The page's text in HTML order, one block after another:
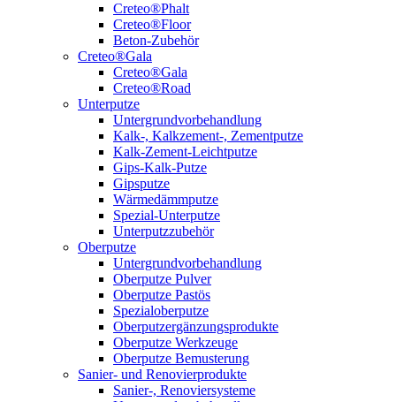
Creteo®Phalt
Creteo®Floor
Beton-Zubehör
Creteo®Gala
Creteo®Gala
Creteo®Road
Unterputze
Untergrundvorbehandlung
Kalk-, Kalkzement-, Zementputze
Kalk-Zement-Leichtputze
Gips-Kalk-Putze
Gipsputze
Wärmedämmputze
Spezial-Unterputze
Unterputzzubehör
Oberputze
Untergrundvorbehandlung
Oberputze Pulver
Oberputze Pastös
Spezialoberputze
Oberputzergänzungsprodukte
Oberputze Werkzeuge
Oberputze Bemusterung
Sanier- und Renovierprodukte
Sanier-, Renoviersysteme